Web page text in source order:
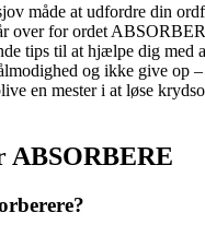
måde at udfordre din
over for ordet
tips til at hjælpe dig med
og ikke give op
en mester i at løse
ABSORBERE